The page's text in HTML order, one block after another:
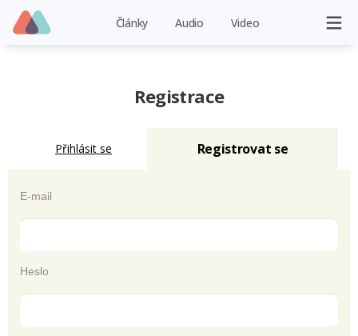
Články Audio Video
Registrace
Přihlásit se Registrovat se
E-mail
Heslo